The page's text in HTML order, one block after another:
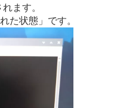
ます。
た状態」です。